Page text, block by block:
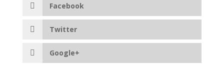
Facebook
Twitter
Google+